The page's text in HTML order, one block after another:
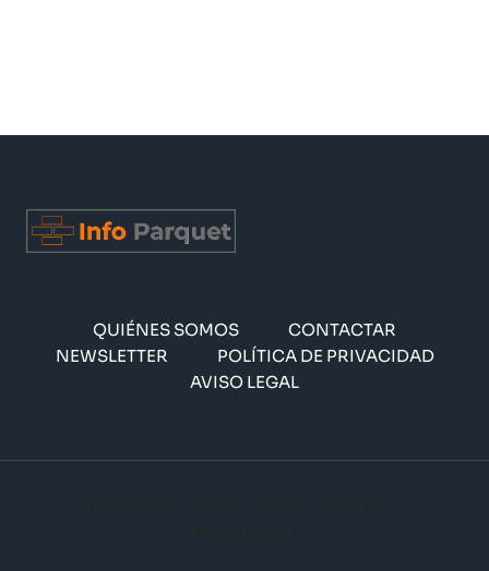
QUIÉNES SOMOS
CONTACTAR
NEWSLETTER
POLÍTICA DE PRIVACIDAD
AVISO LEGAL